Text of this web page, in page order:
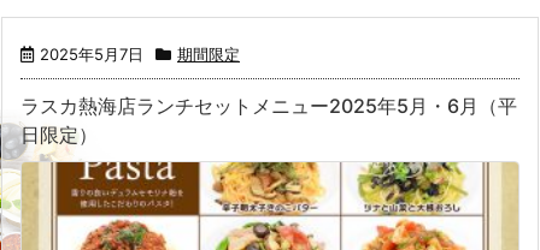
2025年5月7日 期間限定
ラスカ熱海店ランチセットメニュー2025年5月・6月（平
日限定）